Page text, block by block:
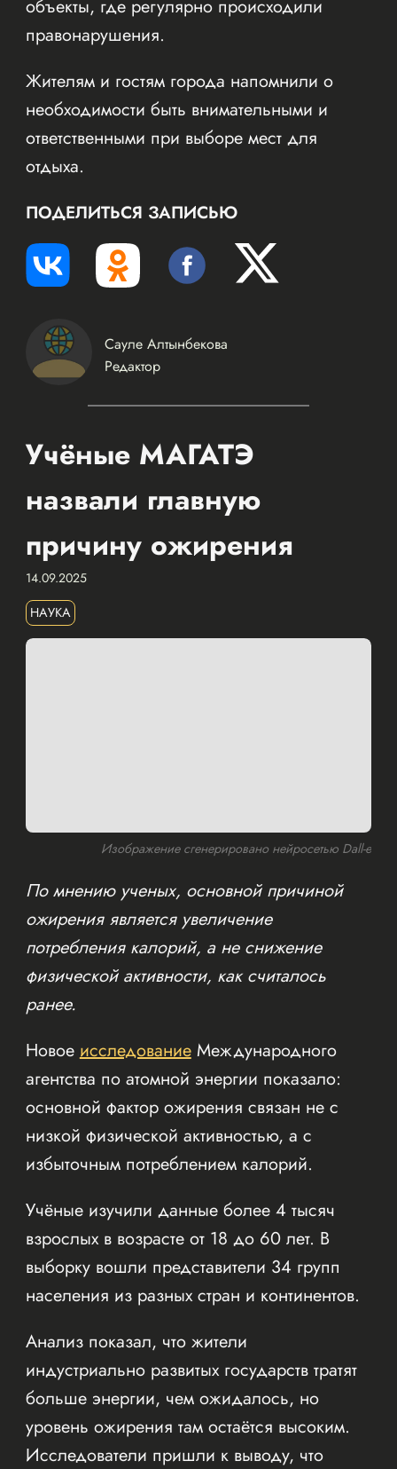
объекты, где регулярно происходили
правонарушения.
Жителям и гостям города напомнили о
необходимости быть внимательными и
ответственными при выборе мест для
отдыха.
ПОДЕЛИТЬСЯ ЗАПИСЬЮ
Сауле Алтынбекова
Редактор
Учёные МАГАТЭ
назвали главную
причину ожирения
14.09.2025
НАУКА
Изображение сгенерировано нейросетью Dall-e
По мнению ученых, основной причиной
ожирения является увеличение
потребления калорий, а не снижение
физической активности, как считалось
ранее.
Новое исследованиеМеждународного
агентства по атомной энергии показало:
основной фактор ожирения связан не с
низкой физической активностью, а с
избыточным потреблением калорий.
Учёные изучили данные более 4 тысяч
взрослых в возрасте от 18 до 60 лет. В
выборку вошли представители 34 групп
населения из разных стран и континентов.
Анализ показал, что жители
индустриально развитых государств тратят
больше энергии, чем ожидалось, но
уровень ожирения там остаётся высоким.
Исследователи пришли к выводу, что